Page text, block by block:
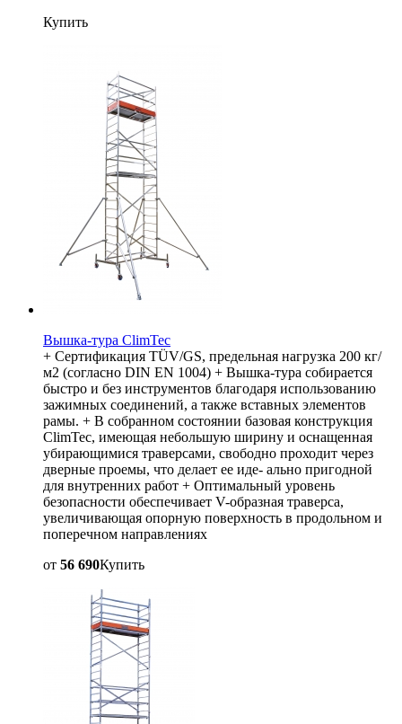
Купить
Вышка-тура ClimTec
+ Сертификация TÜV/GS, предельная нагрузка 200 кг/
м2 (согласно DIN EN 1004) + Вышка-тура собирается
быстро и без инструментов благодаря использованию
зажимных соединений, а также вставных элементов
рамы. + В собранном состоянии базовая конструкция
ClimTec, имеющая небольшую ширину и оснащенная
убирающимися траверсами, свободно проходит через
дверные проемы, что делает ее иде- ально пригодной
для внутренних работ + Оптимальный уровень
безопасности обеспечивает V-образная траверса,
увеличивающая опорную поверхность в продольном и
поперечном направлениях
от 56 690Купить